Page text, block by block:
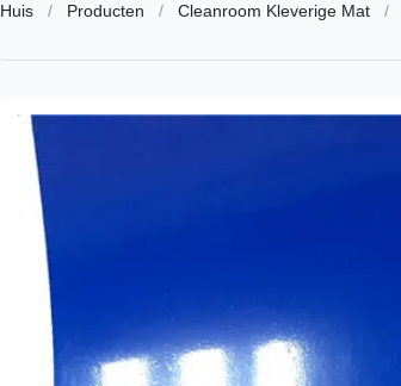
Huis / Producten / Cleanroom Kleverige Mat /